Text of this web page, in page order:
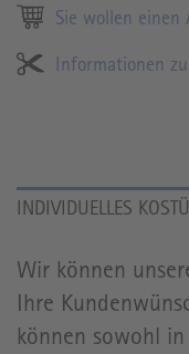
Sie wollen einen
Informationen
INDIVIDUELLES
Wir können
Ihre
können sowohl in